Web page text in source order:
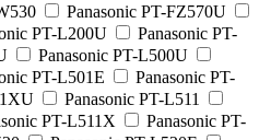
Panasonic PT-FZ570U
PT-L200U
Panasonic PT-
Panasonic PT-L500U
PT-L501E
Panasonic PT-
Panasonic PT-L511
PT-L511X
Panasonic PT-